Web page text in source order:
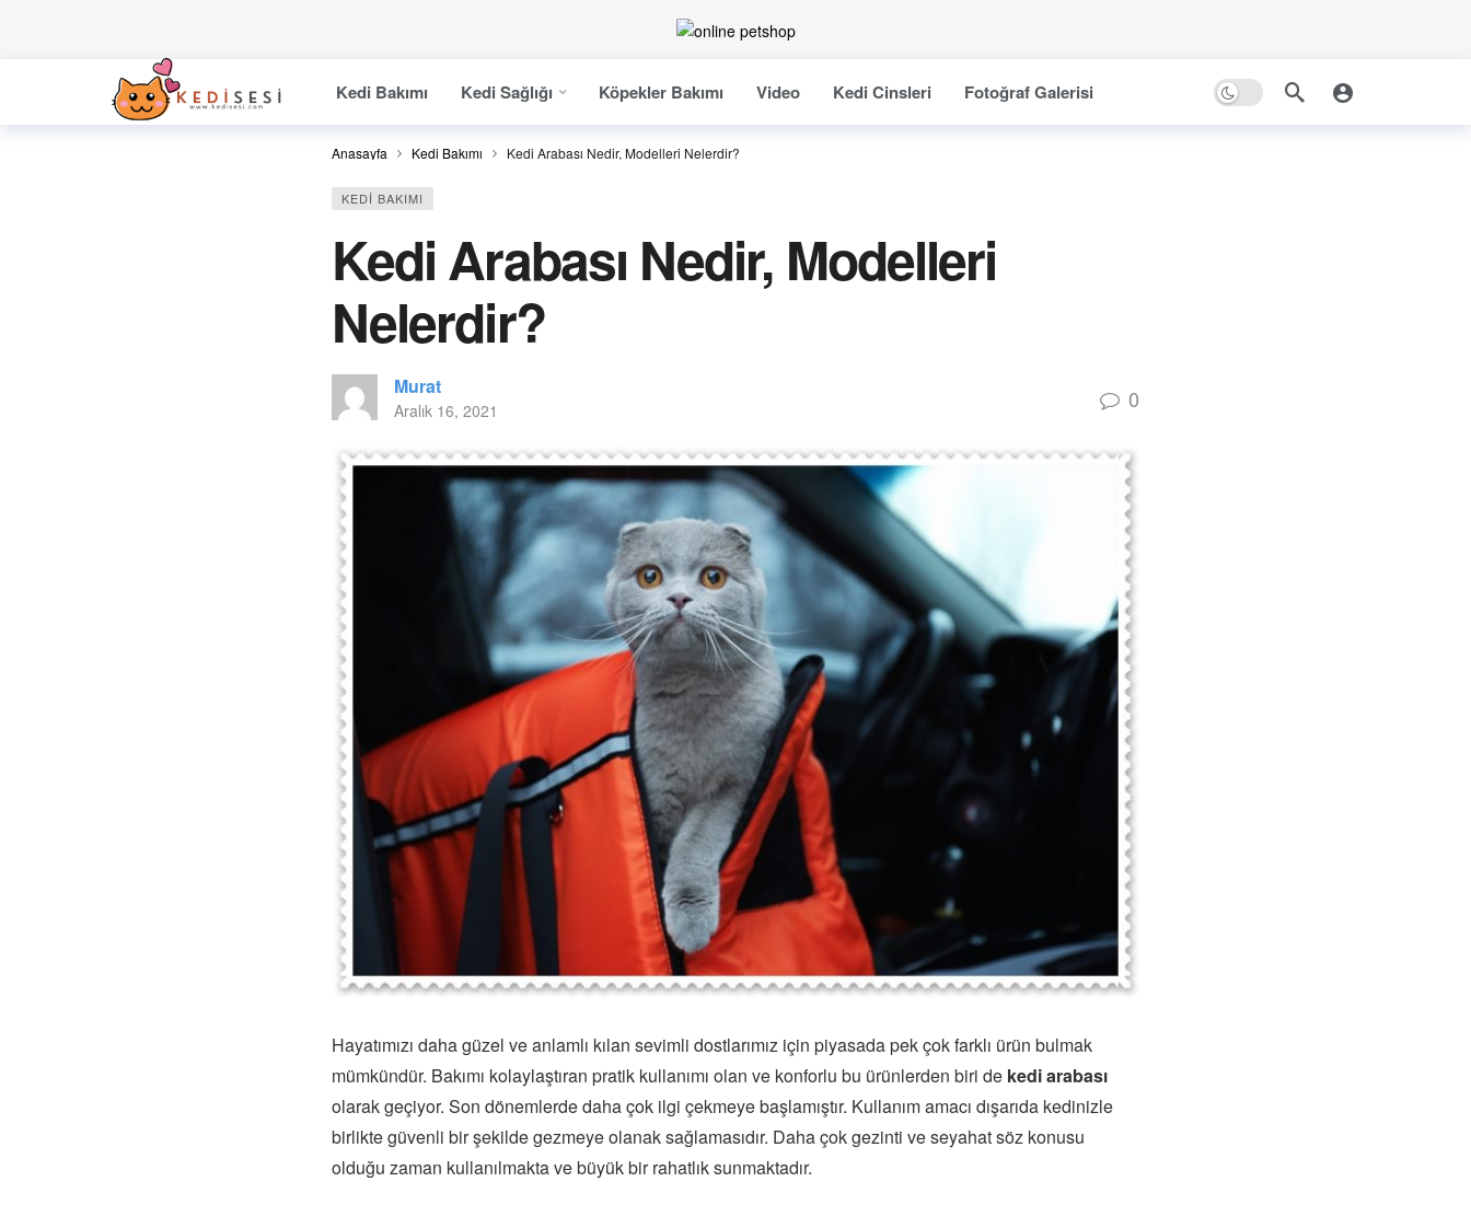
Kedi Bakımı Kedi Sağlığı Köpekler Bakımı Video Kedi Cinsleri Fotoğraf Galerisi
Anasayfa Kedi Bakımı Kedi Arabası Nedir, Modelleri Nelerdir?
KEDI BAKIMI
Kedi Arabası Nedir, Modelleri
Nelerdir?
Murat
Aralık 16, 2021 0
Hayatımızı daha güzel ve anlamlı kılan sevimli dostlarımız için piyasada pek çok farklı ürün bulmak
mümkündür. Bakımı kolaylaştıran pratik kullanımı olan ve konforlu bu ürünlerden biri de kedi arabası
olarak geçiyor. Son dönemlerde daha çok ilgi çekmeye başlamıştır. Kullanım amacı dışarıda kedinizle
birlikte güvenli bir şekilde gezmeye olanak sağlamasıdır. Daha çok gezinti ve seyahat söz konusu
olduğu zaman kullanılmakta ve büyük bir rahatlık sunmaktadır.